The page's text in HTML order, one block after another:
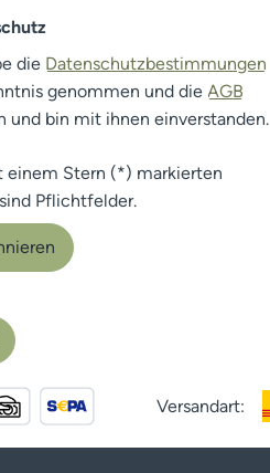
die Datenschutzbestimmungen
genommen und die AGB
und bin mit ihnen einverstanden.
einem Stern (*) markierten
Pflichtfelder.
Versandart: